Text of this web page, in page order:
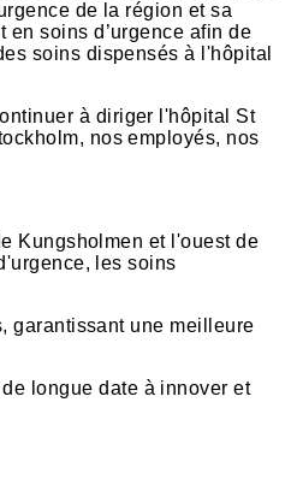
de la région et sa
soins d’urgence afin de
soins dispensés à l'hôpital
à diriger l'hôpital St
nos employés, nos
Kungsholmen et l'ouest de
les soins
garantissant une meilleure
longue date à innover et